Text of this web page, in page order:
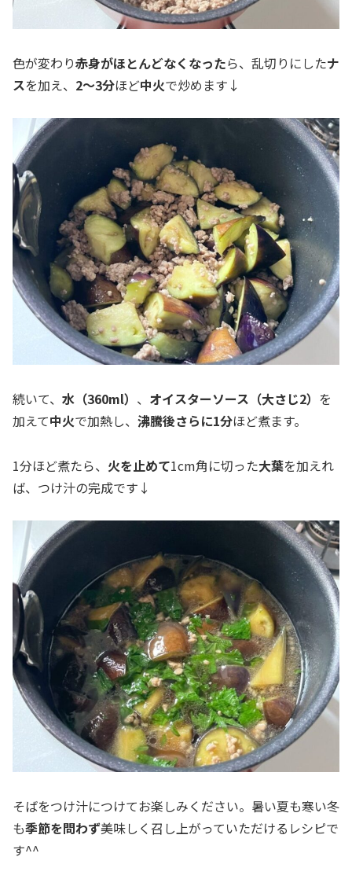
色が変わり赤身がほとんどなくなったら、乱切りにしたナ
スを加え、 2～3分ほど中火で炒めます↓
続いて、 水（360ml） 、 オイスターソース（大さじ2） を
加えて中火で加熱し、 沸騰後さらに1分ほど煮ます。
1分ほど煮たら、 火を止めて1cm角に切った大葉を加えれ
ば、つけ汁の完成です↓
そばをつけ汁につけてお楽しみください。暑い夏も寒い冬
も季節を問わず美味しく召し上がっていただけるレシピで
す^^